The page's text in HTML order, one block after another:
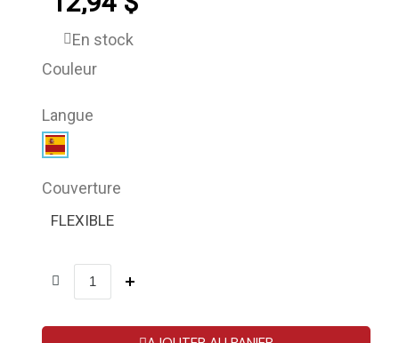
En stock
Couleur
Langue
Couverture
FLEXIBLE